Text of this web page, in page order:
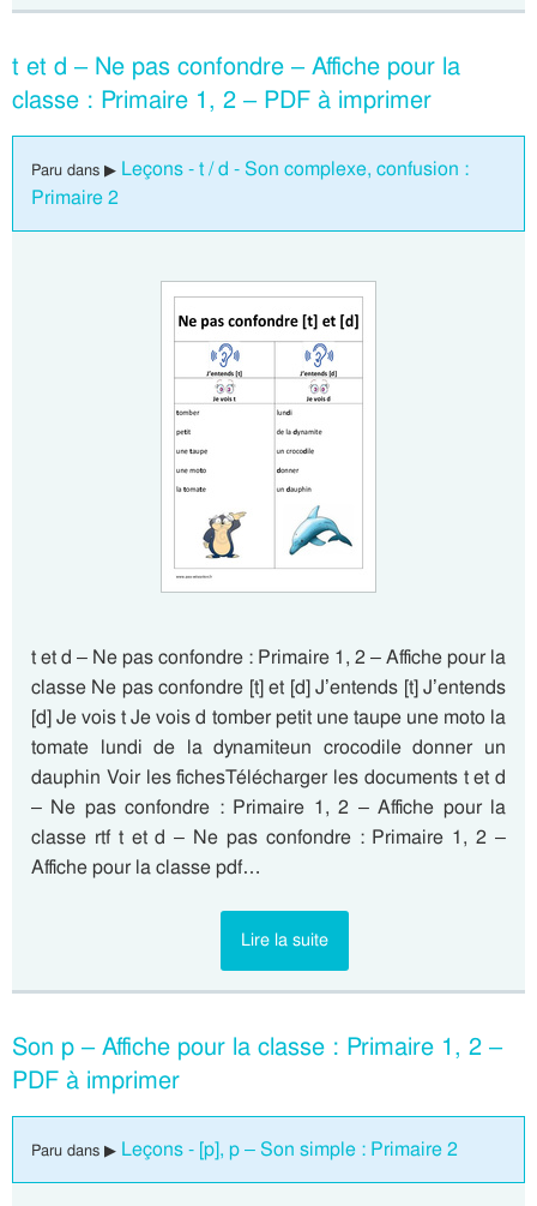
t et d – Ne pas confondre – Affiche pour la
classe : Primaire 1, 2 – PDF à imprimer
Paru dans ▶ Leçons - t / d - Son complexe, confusion :
Primaire 2
t et d – Ne pas confondre : Primaire 1, 2 – Affiche pour la
classe Ne pas confondre [t] et [d] J’entends [t] J’entends
[d] Je vois t Je vois d tomber petit une taupe une moto la
tomate lundi de la dynamiteun crocodile donner un
dauphin Voir les fichesTélécharger les documents t et d
– Ne pas confondre : Primaire 1, 2 – Affiche pour la
classe rtf t et d – Ne pas confondre : Primaire 1, 2 –
Affiche pour la classe pdf…
Lire la suite
Son p – Affiche pour la classe : Primaire 1, 2 –
PDF à imprimer
Paru dans ▶ Leçons - [p], p – Son simple : Primaire 2